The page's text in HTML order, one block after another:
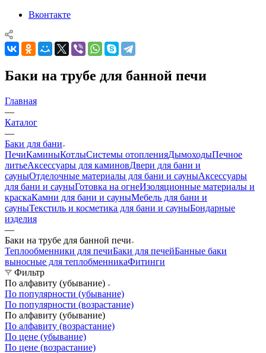
Вконтакте
Баки на трубе для банной печи
Главная
—
Каталог
—
Баки для бани
ПечиКаминыКотлыСистемы отопленияДымоходыПечное
литьеАксессуары для каминовДвери для бани и
сауныОтделочные материалы для бани и сауныАксессуары
для бани и сауныГотовка на огнеИзоляционные материалы и
краскаКамни для бани и сауныМебель для бани и
сауныТекстиль и косметика для бани и сауныБондарные
изделия
—
Баки на трубе для банной печи
Теплообменники для печиБаки для печейБанные баки
выносные для теплобменникаФитинги
Фильтр
По алфавиту (убывание)
По популярности (убывание)
По популярности (возрастание)
По алфавиту (убывание)
По алфавиту (возрастание)
По цене (убывание)
По цене (возрастание)